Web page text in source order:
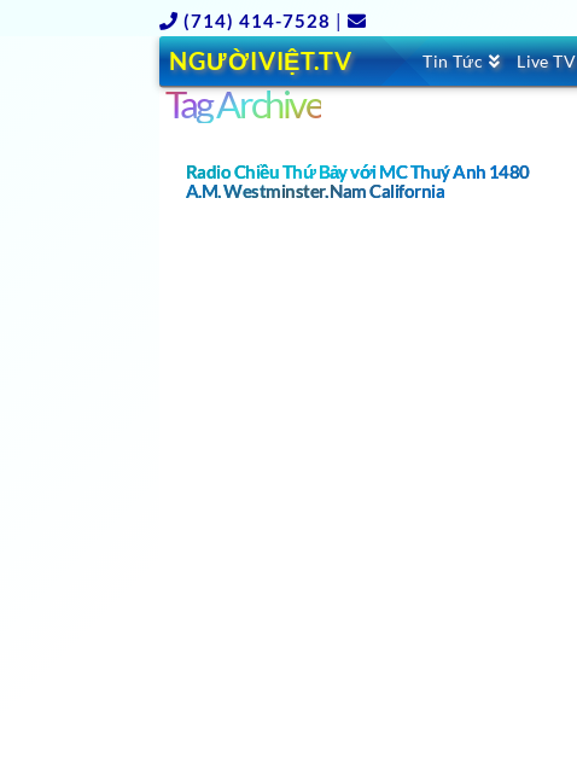
(714) 414-7528 |
NGƯỜIVIỆT.TV Tin Tức Live TV
Tag Archive
Radio Chiều Thứ Bảy với MC Thuý Anh 1480
A.M, Westminster, Nam California